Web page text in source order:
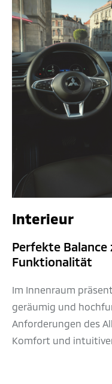
Interieur
Perfekte
Funktionalität
Im Innenraum
geräumig und
Anforderungen des
Komfort und